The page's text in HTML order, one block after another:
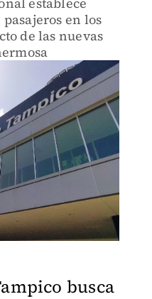
en los
de las nuevas
busca